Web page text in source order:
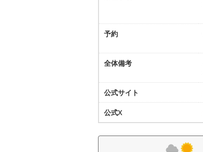
予約
全体備考
公式サイト
公式X